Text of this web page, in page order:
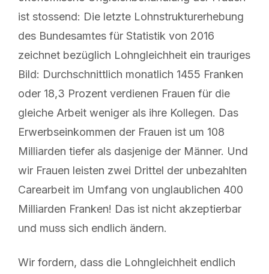
ist stossend: Die letzte Lohnstrukturerhebung
des Bundesamtes für Statistik von 2016
zeichnet bezüglich Lohngleichheit ein trauriges
Bild: Durchschnittlich monatlich 1455 Franken
oder 18,3 Prozent verdienen Frauen für die
gleiche Arbeit weniger als ihre Kollegen. Das
Erwerbseinkommen der Frauen ist um 108
Milliarden tiefer als dasjenige der Männer. Und
wir Frauen leisten zwei Drittel der unbezahlten
Carearbeit im Umfang von unglaublichen 400
Milliarden Franken! Das ist nicht akzeptierbar
und muss sich endlich ändern.
Wir fordern, dass die Lohngleichheit endlich